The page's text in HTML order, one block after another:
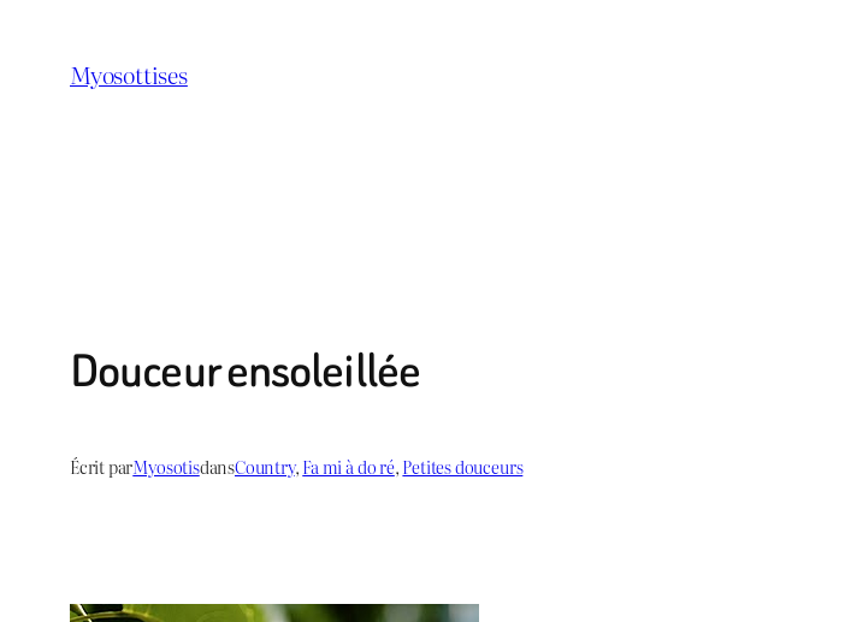
contenu
Myosottises
Douceur ensoleillée
Écrit parMyosotisdansCountry, Fa mi à do ré, Petites douceurs